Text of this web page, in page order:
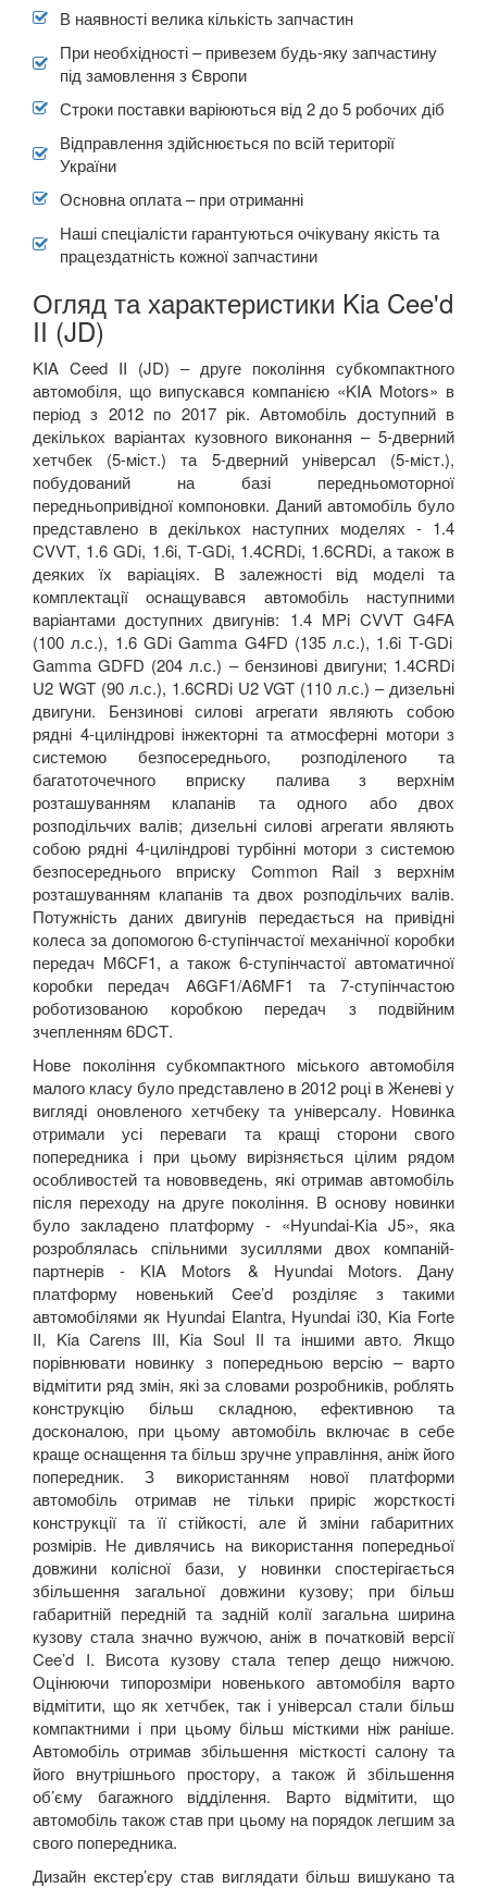
В наявності велика кількість запчастин
При необхідності – привезем будь-яку запчастину
під замовлення з Європи
Строки поставки варіюються від 2 до 5 робочих діб
Відправлення здійснюється по всій території
України
Основна оплата – при отриманні
Наші спеціалісти гарантуються очікувану якість та
працездатність кожної запчастини
Огляд та характеристики Kia Cee'd
II (JD)
KIA Ceed II (JD) – друге покоління субкомпактного
автомобіля, що випускався компанією «KIA Motors» в
період з 2012 по 2017 рік. Автомобіль доступний в
декількох варіантах кузовного виконання – 5-дверний
хетчбек (5-міст.) та 5-дверний універсал (5-міст.),
побудований на базі передньомоторної
передньопривідної компоновки. Даний автомобіль було
представлено в декількох наступних моделях - 1.4
CVVT, 1.6GDi, 1.6i, T-GDi, 1.4CRDi, 1.6CRDi, а також в
деяких їх варіаціях. В залежності від моделі та
комплектації оснащувався автомобіль наступними
варіантами доступних двигунів: 1.4 MPi CVVT G4FA
(100 л.с.), 1.6 GDi Gamma G4FD (135 л.с.), 1.6i T-GDi
Gamma GDFD (204 л.с.) – бензинові двигуни; 1.4CRDi
U2 WGT(90 л.с.), 1.6CRDi U2VGT (110 л.с.) – дизельні
двигуни. Бензинові силові агрегати являють собою
рядні 4-циліндрові інжекторні та атмосферні мотори з
системою безпосереднього, розподіленого та
багатоточечного вприску палива з верхнім
розташуванням клапанів та одного або двох
розподільчих валів; дизельні силові агрегати являють
собою рядні 4-циліндрові турбінні мотори з системою
безпосереднього вприску Common Rail з верхнім
розташуванням клапанів та двох розподільчих валів.
Потужність даних двигунів передається на привідні
колеса за допомогою 6-ступінчастої механічної коробки
передач M6CF1, а також 6-ступінчастої автоматичної
коробки передач A6GF1/A6MF1 та 7-ступінчастою
роботизованою коробкою передач з подвійним
зчепленням 6DCT.
Нове покоління субкомпактного міського автомобіля
малого класу було представлено в 2012 році в Женеві у
вигляді оновленого хетчбеку та універсалу. Новинка
отримали усі переваги та кращі сторони свого
попередника і при цьому вирізняється цілим рядом
особливостей та нововведень, які отримав автомобіль
після переходу на друге покоління. В основу новинки
було закладено платформу - «Hyundai-Kia J5», яка
розроблялась спільними зусиллями двох компаній-
партнерів - KIA Motors & Hyundai Motors. Дану
платформу новенькийCee’d
розділяє з такими
автомобілями як Hyundai Elantra, Hyundai i30, Kia Forte
II, Kia Carens III, Kia Soul II та іншими авто. Якщо
порівнювати новинку з попередньою версію – варто
відмітити ряд змін, які за словами розробників, роблять
конструкцію більш складною, ефективною та
досконалою, при цьому автомобіль включає в себе
краще оснащення та більш зручне управління, аніж його
попередник. З використанням нової платформи
автомобіль отримав не тільки приріс жорсткості
конструкції та її стійкості, але й зміни габаритних
розмірів. Не дивлячись на використання попередньої
довжини колісної бази, у новинки спостерігається
збільшення загальної довжини кузову; при більш
габаритній передній та задній колії загальна ширина
кузову стала значно вужчою, аніж в початковій версії
Cee’d I. Висота кузову стала тепер дещо нижчою.
Оцінюючи типорозміри новенького автомобіля варто
відмітити, що як хетчбек, так і універсал стали більш
компактними і при цьому більш місткими ніж раніше.
Автомобіль отримав збільшення місткості салону та
його внутрішнього простору, а також й збільшення
об’єму багажного відділення. Варто відмітити, що
автомобіль також став при цьому на порядок легшим за
свого попередника.
Дизайн екстер’єру став виглядати більш вишукано та